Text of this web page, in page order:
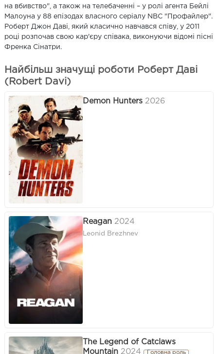
на вбивство", а також на телебаченні – у ролі агента Бейлі
Малоуна у 88 епізодах власного серіалу NBC "Профайлер".
Роберт Джон Даві, який класично навчався співу, у 2011
році розпочав свою кар'єру співака, виконуючи відомі пісні
Френка Сінатри.
Найбільш значущі роботи Роберт Даві
(Robert Davi)
Demon Hunters 2026
Reagan 2024
Leonid Brezhnev
The Legend of Catclaws
Mountain 2024 Головна роль